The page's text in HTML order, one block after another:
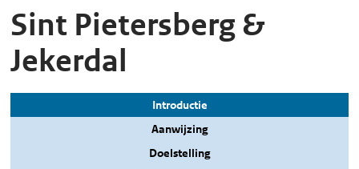
Sint Pietersberg &
Jekerdal
Introductie
Aanwijzing
Doelstelling